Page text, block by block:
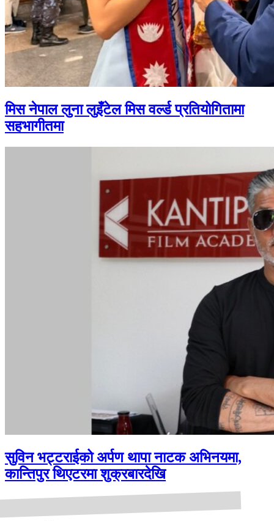
मिस नेपाल लुना लुइँटेल मिस वर्ल्ड प्रतियोगितामा
सहभागीतमा
सुविन भट्टराईको अर्पण थापा नाटक अभिनयमा,
कान्तिपुर थिएटरमा शुक्रबारदेखि